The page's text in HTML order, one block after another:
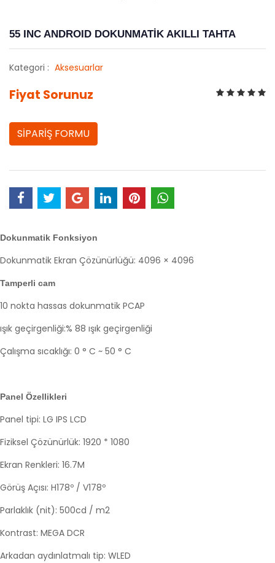
55 INC ANDROID DOKUNMATİK AKILLI TAHTA
Kategori : Aksesuarlar
Fiyat Sorunuz
SİPARİŞ FORMU
Dokunmatik Fonksiyon
Dokunmatik Ekran Çözünürlüğü: 4096 × 4096
Tamperli cam
10 nokta hassas dokunmatik PCAP
ışık geçirgenliği:% 88 ışık geçirgenliği
Çalışma sıcaklığı: 0 ° C ~ 50 ° C
Panel Özellikleri
Panel tipi: LG IPS LCD
Fiziksel Çözünürlük: 1920 * 1080
Ekran Renkleri: 16.7M
Görüş Açısı: H178º / V178º
Parlaklık (nit): 500cd / m2
Kontrast: MEGA DCR
Arkadan aydınlatmalı tip: WLED